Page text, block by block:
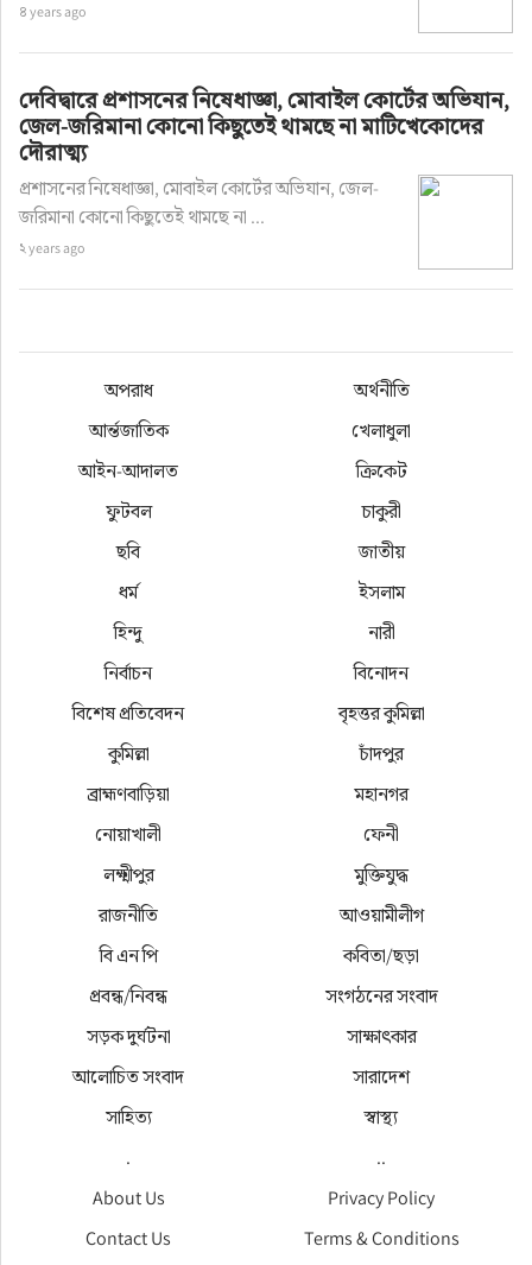
৪ years ago
দেবিদ্বারে প্রশাসনের নিষেধাজ্ঞা, মোবাইল কোর্টের অভিযান,
জেল-জরিমানা কোনো কিছুতেই থামছে না মাটিখেকোদের
দৌরাত্ম্য
প্রশাসনের নিষেধাজ্ঞা, মোবাইল কোর্টের অভিযান, জেল-
জরিমানা কোনো কিছুতেই থামছে না ...
২ years ago
অপরাধ
অর্থনীতি
আর্ন্তজাতিক
খেলাধুলা
আইন-আদালত
ক্রিকেট
ফুটবল
চাকুরী
ছবি
জাতীয়
ধর্ম
ইসলাম
হিন্দু
নারী
নির্বাচন
বিনোদন
বিশেষ প্রতিবেদন
বৃহত্তর কুমিল্লা
কুমিল্লা
চাঁদপুর
ব্রাহ্মণবাড়িয়া
মহানগর
নোয়াখালী
ফেনী
লক্ষ্মীপুর
মুক্তিযুদ্ধ
রাজনীতি
আওয়ামীলীগ
বি এন পি
কবিতা/ছড়া
প্রবন্ধ/নিবন্ধ
সংগঠনের সংবাদ
সড়ক দুর্ঘটনা
সাক্ষাৎকার
আলোচিত সংবাদ
সারাদেশ
সাহিত্য
স্বাস্থ্য
.
..
About Us
Privacy Policy
Contact Us
Terms & Conditions